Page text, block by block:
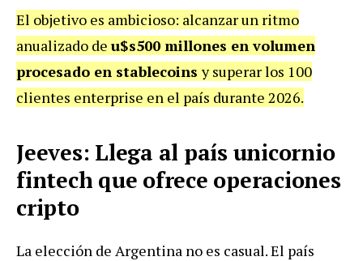
El objetivo es ambicioso: alcanzar un ritmo
anualizado de u$s500 millones en volumen
procesado en stablecoinsy superar los 100
clientes enterprise en el país durante 2026.
Jeeves: Llega al país unicornio
fintech que ofrece operaciones
cripto
La elección de Argentina no es casual. El país